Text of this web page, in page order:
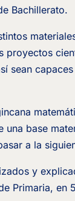
Bachillerato.
proyectos
sean
base
a la
y
Primaria, en